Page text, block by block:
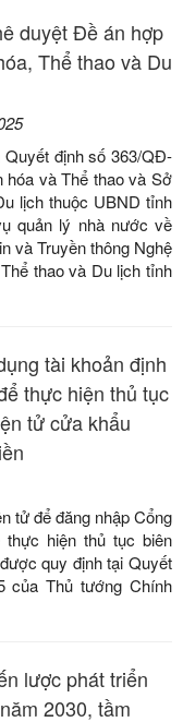
duyệt Đề án hợp
Thể thao và Du
Quyết định số 363/QĐ-
và Thể thao và Sở
lịch thuộc UBND tỉnh
quản lý nhà nước về
và Truyền thông Nghệ
thao và Du lịch tỉnh
tài khoản định
thực hiện thủ tục
tử cửa khẩu
tử để đăng nhập Cổng
hiện thủ tục biên
quy định tại Quyết
của Thủ tướng Chính
lược phát triển
2030, tầm